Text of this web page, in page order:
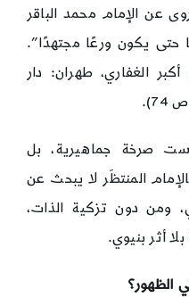
عن الإمام محمد الباقر
حتى يكون ورعًا مجتهدًا”.
الغفاري، طهران: دار
صرخة جماهيرية، بل
المنتظَر لا يبحث عن
ومن دون تزكية الذات،
أثر بنيوي.
الظهور؟